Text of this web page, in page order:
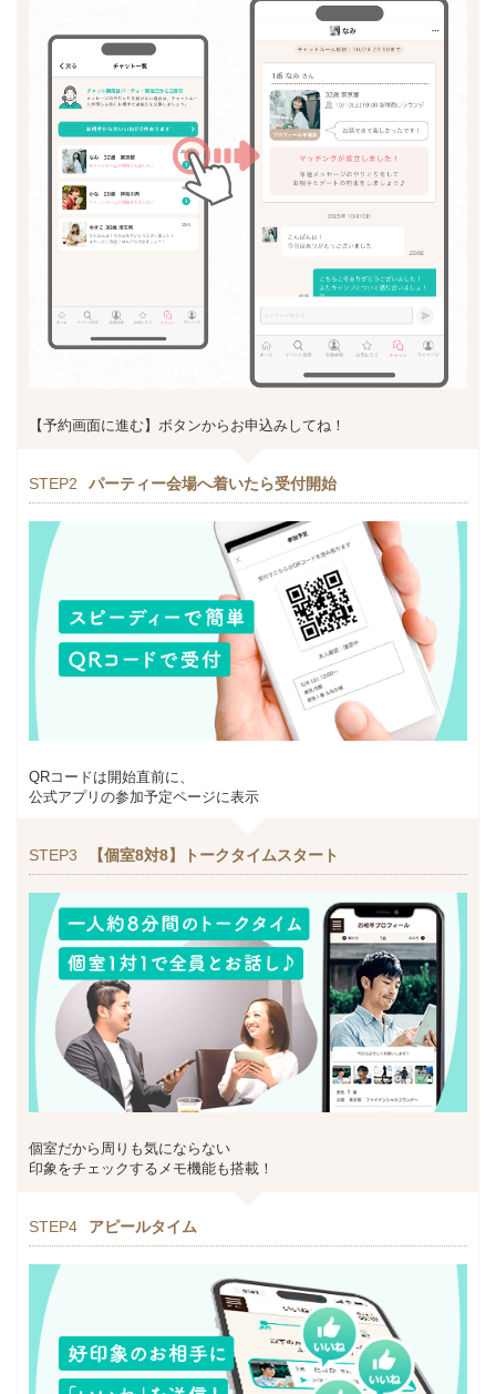
【予約画面に進む】ボタンからお申込みしてね！
STEP2 パーティー会場へ着いたら受付開始
QRコードは開始直前に、
公式アプリの参加予定ページに表示
STEP3 【個室8対8】トークタイムスタート
個室だから周りも気にならない
印象をチェックするメモ機能も搭載！
STEP4 アピールタイム